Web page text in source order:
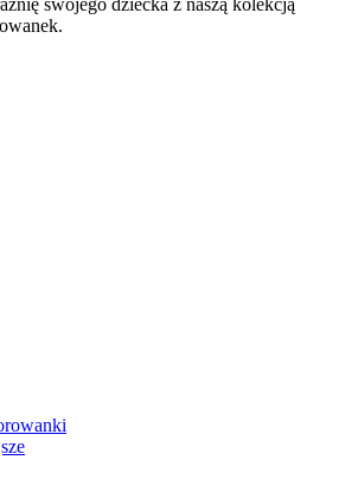
swojego dziecka z naszą kolekcją